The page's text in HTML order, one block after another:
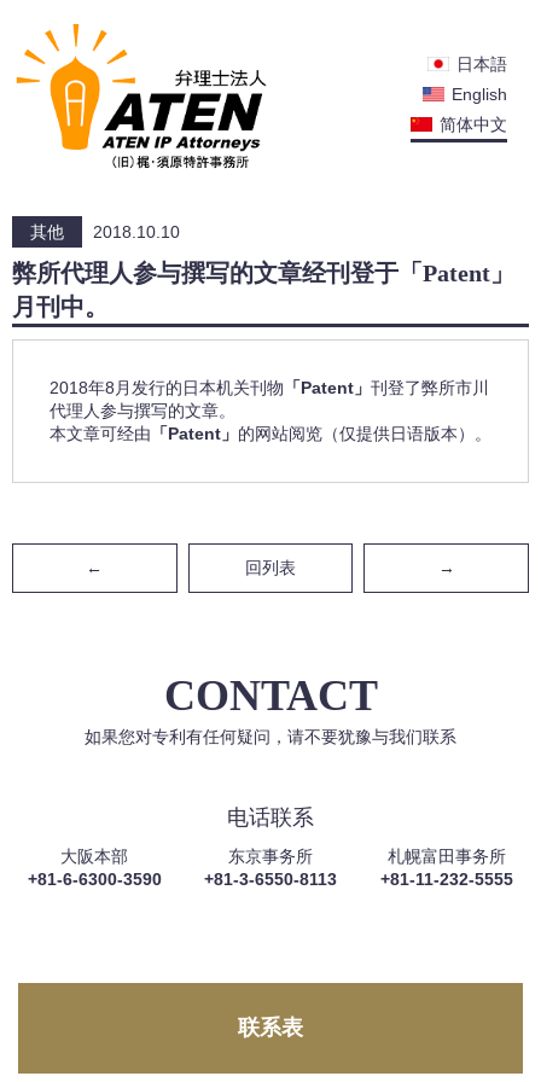
日本語
English
简体中文
其他 2018.10.10
弊所代理人参与撰写的文章经刊登于「Patent」
月刊中。
2018年8月发行的日本机关刊物 「Patent」 刊登了弊所市川
代理人参与撰写的文章。
本文章可经由 「Patent」 的网站阅览 （仅提供日语版本）。
← 回列表 →
CONTACT
如果您对专利有任何疑问，请不要犹豫与我们联系
电话联系
大阪本部
+81-6-6300-3590
东京事务所
+81-3-6550-8113
札幌富田事务所
+81-11-232-5555
联系表